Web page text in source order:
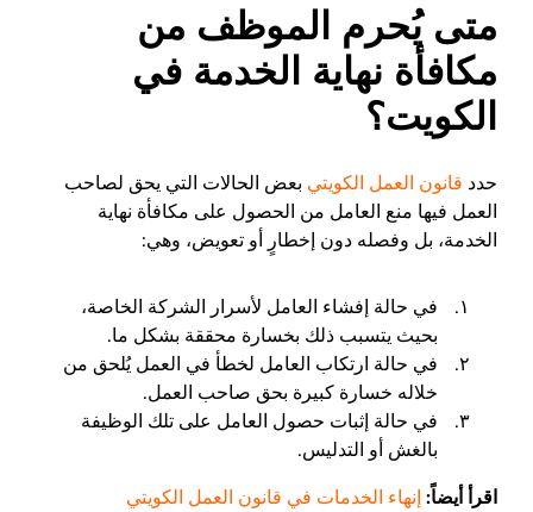
متى يُحرم الموظف من
مكافأة نهاية الخدمة في
الكويت؟
حدد قانون العمل الكويتي بعض الحالات التي يحق لصاحب
العمل فيها منع العامل من الحصول على مكافأة نهاية
الخدمة، بل وفصله دون إخطارٍ أو تعويض، وهي:
في حالة إفشاء العامل لأسرار الشركة الخاصة،
بحيث يتسبب ذلك بخسارة محققة بشكل ما.
في حالة ارتكاب العامل لخطأ في العمل يُلحق من
خلاله خسارة كبيرة بحق صاحب العمل.
في حالة إثبات حصول العامل على تلك الوظيفة
بالغش أو التدليس.
اقرأ أيضاً:إنهاء الخدمات في قانون العمل الكويتي